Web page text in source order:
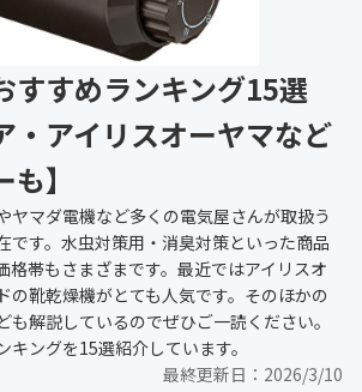
すすめランキング15選
・アイリスオーヤマなど
】
ヤマダ電機など多くの電気屋さんが取扱う
です。水虫対策用・消臭対策といった商品
格帯もさまざまです。最近ではアイリスオ
の靴乾燥機がとても人気です。そのほかの
も解説しているのでぜひご一読ください。
ングを15選紹介しています。
最終更新日： 2026/3/10